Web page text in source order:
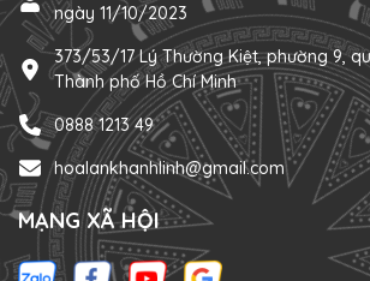
ngày 11/10/2023
373/53/17 Lý Thường Kiệt, phường 9,
Thành phố Hồ Chí Minh
0888 1213 49
hoalankhanhlinh@gmail.com
MẠNG XÃ HỘI